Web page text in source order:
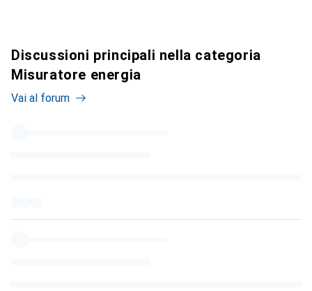
Discussioni principali nella categoria
Misuratore energia
Vai al forum